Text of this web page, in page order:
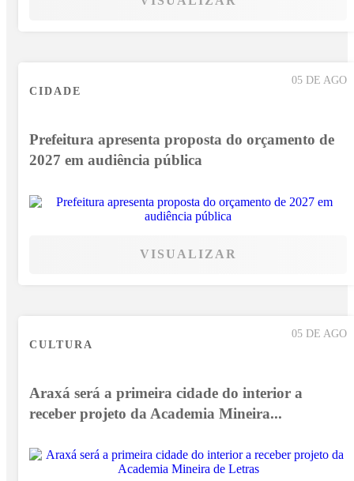
05 DE AGO
CIDADE
Prefeitura apresenta proposta do orçamento de
2027 em audiência pública
VISUALIZAR
05 DE AGO
CULTURA
Araxá será a primeira cidade do interior a
receber projeto da Academia Mineira...